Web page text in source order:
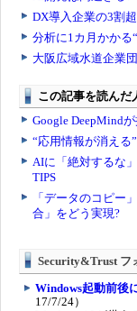
Security&Trust フ
Windows起動前後
17/7/24）